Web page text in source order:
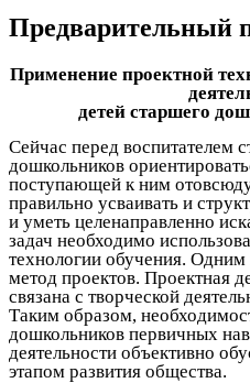
Предварительный
Применение проектной
детей старшего
Сейчас перед воспитателем
дошкольников
поступающей к ним
правильно усваивать и
и уметь целенаправленно
задач необходимо
технологии обучения. Одним
метод проектов. Проектная
связана с творческой
Таким образом,
дошкольников первичных
деятельности объективно
этапом развития общества.